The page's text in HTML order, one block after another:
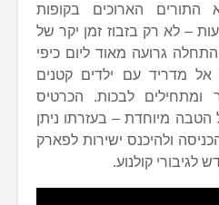
התורים הארוכים בקופות
– לא רק בזבוז זמן יקר של
גרועה מאוד ליום כיפי
מדריד עם ילדים קטנים
ומתחילים לבכות. הכרטיס
הטבה מיוחדת – בעזרתו ניתן
ולהיכנס ישירות לפארק
קולנוע.